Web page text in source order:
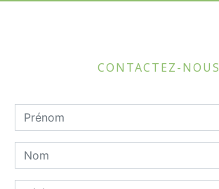
CONTACTEZ-NOUS